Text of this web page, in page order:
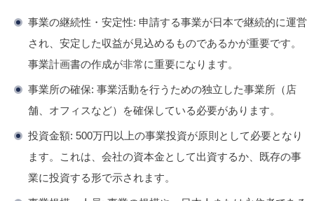
事業の継続性・安定性: 申請する事業が日本で継続的に運営
され、 安定した収益が見込めるものであるかが重要です。
事業計画書の作成が非常に重要になります。
事業所の確保: 事業活動を行うための独立した事業所（店
舗、オフィスなど）を確保している必要があります。
投資金額: 500万円以上の事業投資が原則として必要となり
ます。これは、会社の資本金として出資するか、既存の事
業に投資する形で示されます。